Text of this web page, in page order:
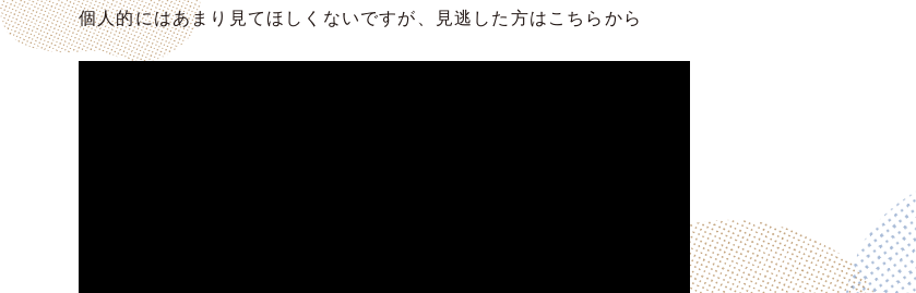
個人的にはあまり見てほしくないですが、見逃した方はこちらから